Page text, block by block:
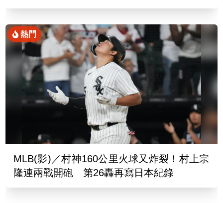
熱門
MLB(影)／村神160公里火球又炸裂！村上宗
隆連兩戰開砲 第26轟再寫日本紀錄